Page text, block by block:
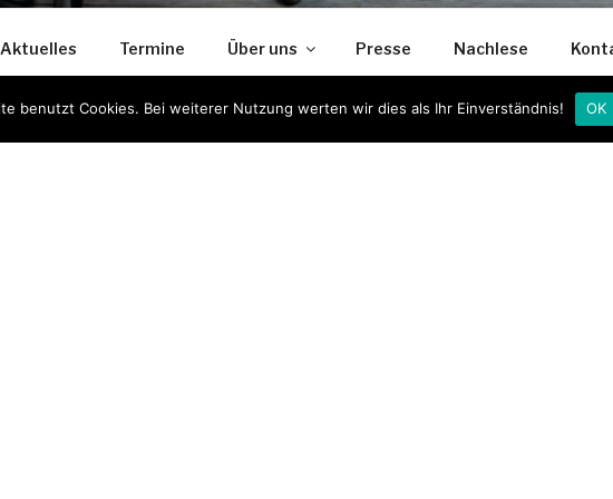
Aktuelles Termine Über uns Presse Nachlese
Newsletter!
benutzt Cookies. Bei weiterer Nutzung werten wir dies als Ihr Einverständnis! OK